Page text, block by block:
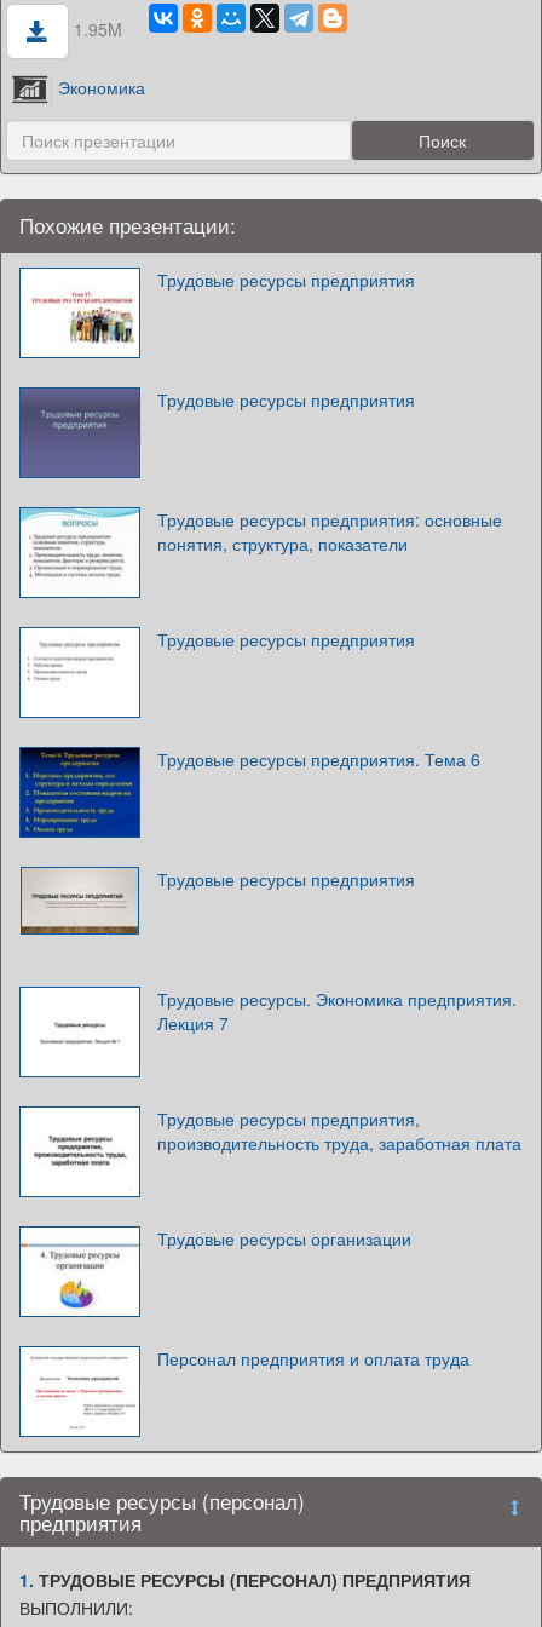
1.95M
Экономика
Похожие презентации:
Трудовые ресурсы предприятия
Трудовые ресурсы предприятия
Трудовые ресурсы предприятия: основные
понятия, структура, показатели
Трудовые ресурсы предприятия
Трудовые ресурсы предприятия. Тема 6
Трудовые ресурсы предприятия
Трудовые ресурсы. Экономика предприятия.
Лекция 7
Трудовые ресурсы предприятия,
производительность труда, заработная плата
Трудовые ресурсы организации
Персонал предприятия и оплата труда
Трудовые ресурсы (персонал)
предприятия
1. ТРУДОВЫЕ РЕСУРСЫ (ПЕРСОНАЛ) ПРЕДПРИЯТИЯ
ВЫПОЛНИЛИ: